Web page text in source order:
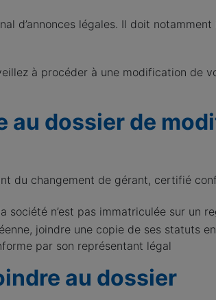
d’annonces légales. Il doit
à procéder à une modification de
au dossier de
du changement de gérant, certifié
société n’est pas immatriculée sur un
joindre une copie de ses statuts
par son représentant légal
au dossier